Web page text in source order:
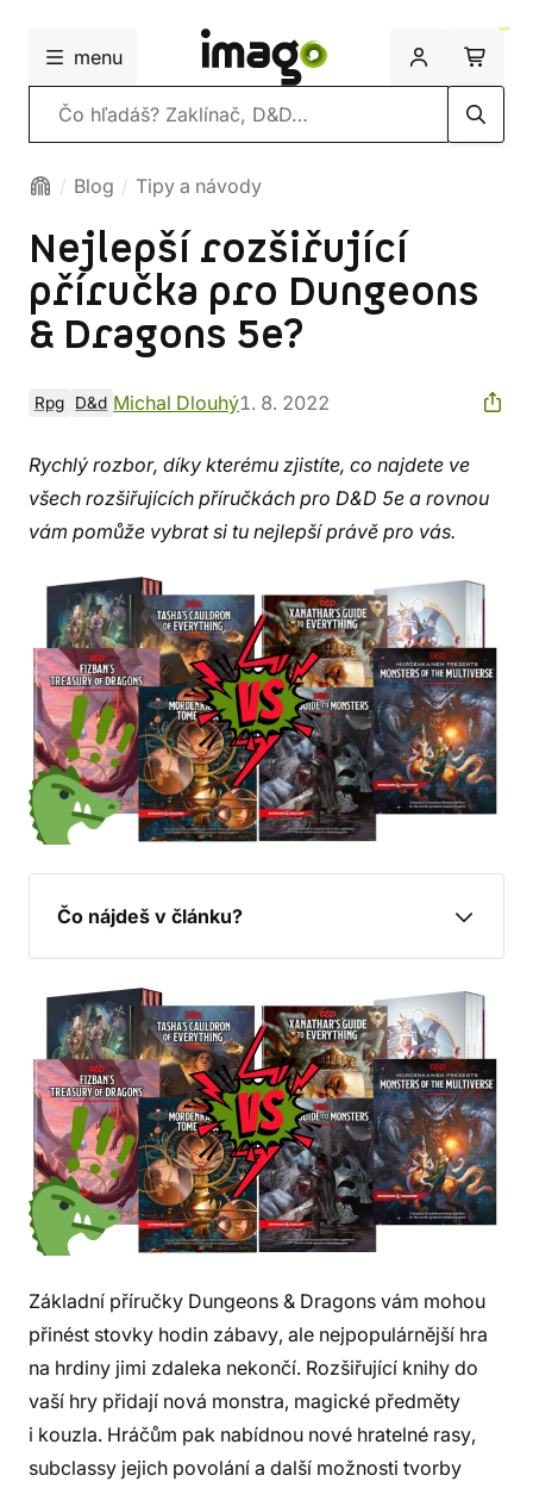
menu
Vyhľadávanie
Blog Tipy a návody
Nejlepší rozšiřující
příručka pro Dungeons
& Dragons 5e?
Rpg D&d Michal Dlouhý1. 8. 2022
Rychlý rozbor, díky kterému zjistíte, co najdete ve
všech rozšiřujících příručkách pro D&D 5e a rovnou
vám pomůže vybrat si tu nejlepší právě pro vás.
Čo nájdeš v článku?
Základní příručky Dungeons & Dragons vám mohou
přinést stovky hodin zábavy, ale nejpopulárnější hra
na hrdiny jimi zdaleka nekončí. Rozšiřující knihy do
vaší hry přidají nová monstra, magické předměty
i kouzla. Hráčům pak nabídnou nové hratelné rasy,
subclassy jejich povolání a další možnosti tvorby